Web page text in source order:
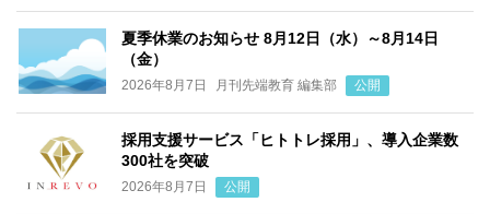
夏季休業のお知らせ 8月12日（水）～8月14日
（金）
2026年8月7日 月刊先端教育 編集部 公開
採用支援サービス「ヒトトレ採用」、導入企業数
300社を突破
2026年8月7日 公開